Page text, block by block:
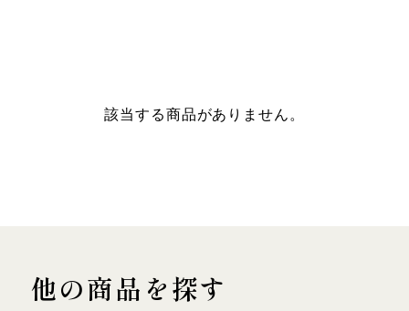
該当する商品がありません。
他の商品を探す